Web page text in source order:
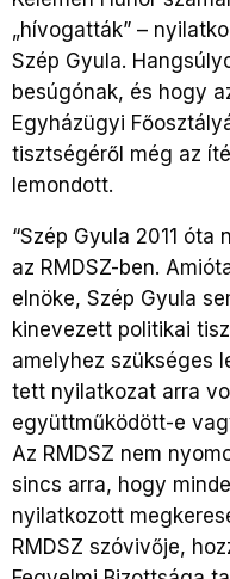
„hívogatták” –
Szép Gyula.
besúgónak, és hogy
Egyházügyi
tisztségéről még az
lemondott.
“Szép Gyula 2011
az RMDSZ-ben.
elnöke, Szép Gyula
kinevezett politikai
amelyhez szükséges
tett nyilatkozat arra
együttműködött-e
Az RMDSZ nem
sincs arra, hogy
nyilatkozott
RMDSZ szóvivője,